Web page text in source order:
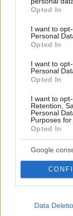
grant or deny
use your data
consent section.
Opted In
I want to
Personal
Opted In
I want to
Personal
Opted In
I want to
Retention,
Personal
Purposes for
Opted In
Google
Data
Μητσοτάκης σε
σημαντική
Η συνάντηση
25.07.2026, 12:24